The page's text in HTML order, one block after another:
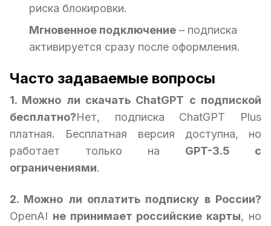
риска блокировки.
Мгновенное подключение – подписка
активируется сразу после оформления.
Часто задаваемые вопросы
1. Можно ли скачать ChatGPT с подпиской
бесплатно?Нет, подписка ChatGPT Plus
платная. Бесплатная версия доступна, но
работает только на GPT-3.5 с
ограничениями.
2. Можно ли оплатить подписку в России?
OpenAI не принимает российские карты, но